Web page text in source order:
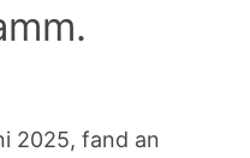
2025, fand an